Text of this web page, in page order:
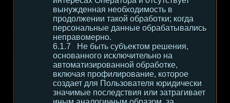
вынужденная необходимость в
продолжении такой обработки; когда
персональные данные обрабатывались
неправомерно.
Не быть субъектом решения,
основанного исключительно на
автоматизированной обработке,
включая профилирование, которое
создает для Пользователя юридически
значимые последствия или затрагивает